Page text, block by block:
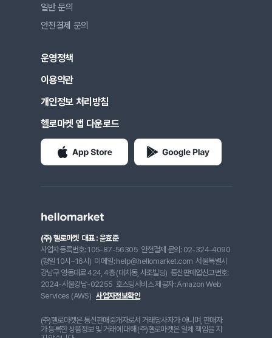
일반 문의
안전결제 문의
운영정책
이용약관
개인정보 처리방침
헬로마켓 앱 다운로드
(주) 헬로마켓 대표 : 윤효준
사업자등록번호: 105-87-56305 안전결제 문의: 02-324-4090
(평일 10시~16시) 이메일: help@hellomarket.com 서울특별시
강남구 영동대로 424, 4층 (대치동, 사조빌딩) 통신판매업신고번호:
2024-서울강남-02255 호스팅서비스 제공자: Amazon Web
Services (AWS) 사업자정보확인
(주)헬로마켓은 통신판매중개자로서 거래당사자가 아니며, 판매자
가 등록한 상품정보 및 거래에 대해 (주)헬로마켓은 일체 책임을 지